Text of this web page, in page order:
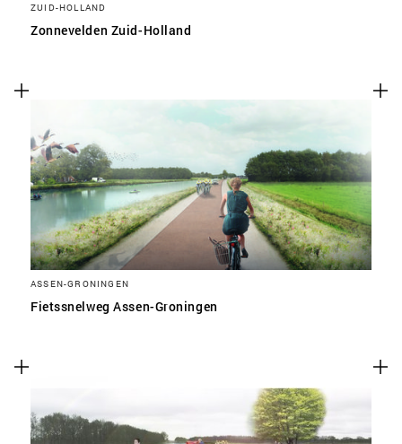
ZUID-HOLLAND
Zonnevelden Zuid-Holland
ASSEN-GRONINGEN
Fietssnelweg Assen-Groningen